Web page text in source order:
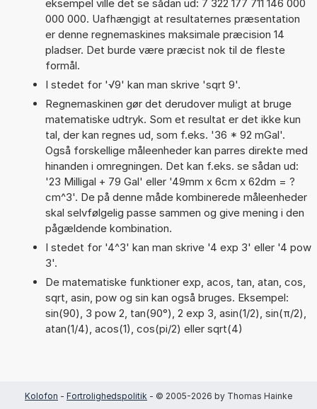
eksempel ville det se sådan ud: 7 322 177 711 146 000
000 000. Uafhængigt at resultaternes præsentation
er denne regnemaskines maksimale præcision 14
pladser. Det burde være præcist nok til de fleste
formål.
I stedet for '√9' kan man skrive 'sqrt 9'.
Regnemaskinen gør det derudover muligt at bruge
matematiske udtryk. Som et resultat er det ikke kun
tal, der kan regnes ud, som f.eks. '36 * 92 mGal'.
Også forskellige måleenheder kan parres direkte med
hinanden i omregningen. Det kan f.eks. se sådan ud:
'23 Milligal + 79 Gal' eller '49mm x 6cm x 62dm = ?
cm^3'. De på denne måde kombinerede måleenheder
skal selvfølgelig passe sammen og give mening i den
pågældende kombination.
I stedet for '4^3' kan man skrive '4 exp 3' eller '4 pow
3'.
De matematiske funktioner exp, acos, tan, atan, cos,
sqrt, asin, pow og sin kan også bruges. Eksempel:
sin(90), 3 pow 2, tan(90°), 2 exp 3, asin(1/2), sin(π/2),
atan(1/4), acos(1), cos(pi/2) eller sqrt(4)
Kolofon - Fortrolighedspolitik - © 2005-2026 by Thomas Hainke